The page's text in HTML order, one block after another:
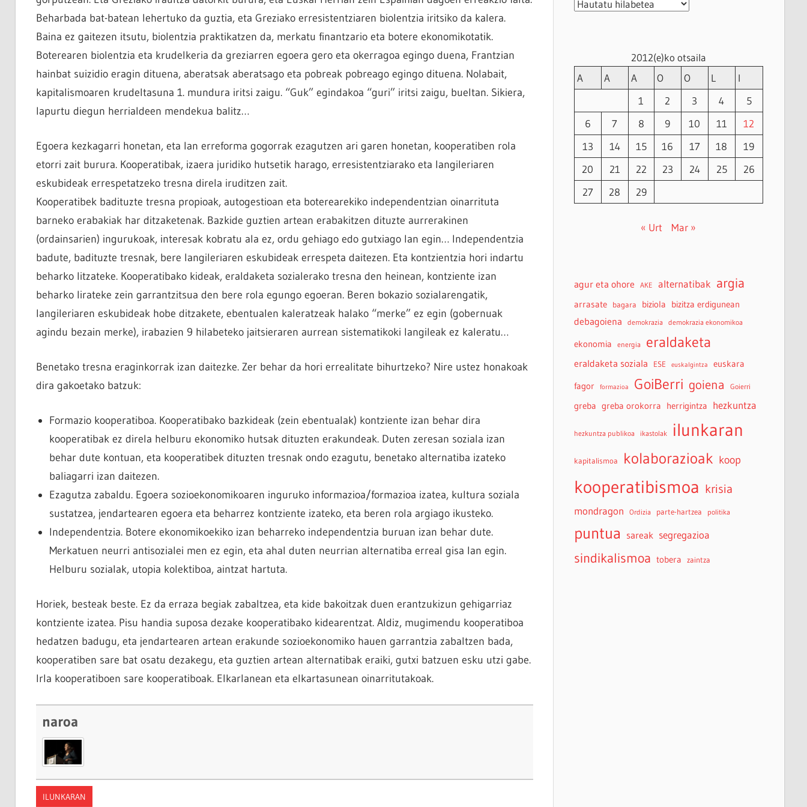
Beharbada bat-batean lehertuko da guztia, eta Greziako erresistentziaren biolentzia iritsiko da kalera.
Baina ez gaitezen itsutu, biolentzia praktikatzen da, merkatu finantzario eta botere ekonomikotatik.
Boterearen biolentzia eta krudelkeria da greziarren egoera gero eta okerragoa egingo duena, Frantzian
hainbat suizidio eragin dituena, aberatsak aberatsago eta pobreak pobreago egingo dituena. Nolabait,
kapitalismoaren krudeltasuna 1. mundura iritsi zaigu. “Guk” egindakoa “guri” iritsi zaigu, bueltan. Sikiera,
lapurtu diegun herrialdeen mendekua balitz…
Egoera kezkagarri honetan, eta lan erreforma gogorrak ezagutzen ari garen honetan, kooperatiben rola
etorri zait burura. Kooperatibak, izaera juridiko hutsetik harago, erresistentziarako eta langileriaren
eskubideak errespetatzeko tresna direla iruditzen zait.
Kooperatibek badituzte tresna propioak, autogestioan eta boterearekiko independentzian oinarrituta
barneko erabakiak har ditzaketenak. Bazkide guztien artean erabakitzen dituzte aurrerakinen
(ordainsarien) ingurukoak, interesak kobratu ala ez, ordu gehiago edo gutxiago lan egin… Independentzia
badute, badituzte tresnak, bere langileriaren eskubideak errespeta daitezen. Eta kontzientzia hori indartu
beharko litzateke. Kooperatibako kideak, eraldaketa sozialerako tresna den heinean, kontziente izan
beharko lirateke zein garrantzitsua den bere rola egungo egoeran. Beren bokazio sozialarengatik,
langileriaren eskubideak hobe ditzakete, ebentualen kaleratzeak halako “merke” ez egin (gobernuak
agindu bezain merke), irabazien 9 hilabeteko jaitsieraren aurrean sistematikoki langileak ez kaleratu…
Benetako tresna eraginkorrak izan daitezke. Zer behar da hori errealitate bihurtzeko? Nire ustez honakoak
dira gakoetako batzuk:
Formazio kooperatiboa. Kooperatibako bazkideak (zein ebentualak) kontziente izan behar dira
kooperatibak ez direla helburu ekonomiko hutsak dituzten erakundeak. Duten zeresan soziala izan
behar dute kontuan, eta kooperatibek dituzten tresnak ondo ezagutu, benetako alternatiba izateko
baliagarri izan daitezen.
Ezagutza zabaldu. Egoera sozioekonomikoaren inguruko informazioa/formazioa izatea, kultura soziala
sustatzea, jendartearen egoera eta beharrez kontziente izateko, eta beren rola argiago ikusteko.
Independentzia. Botere ekonomikoekiko izan beharreko independentzia buruan izan behar dute.
Merkatuen neurri antisozialei men ez egin, eta ahal duten neurrian alternatiba erreal gisa lan egin.
Helburu sozialak, utopia kolektiboa, aintzat hartuta.
Horiek, besteak beste. Ez da erraza begiak zabaltzea, eta kide bakoitzak duen erantzukizun gehigarriaz
kontziente izatea. Pisu handia suposa dezake kooperatibako kidearentzat. Aldiz, mugimendu kooperatiboa
hedatzen badugu, eta jendartearen artean erakunde sozioekonomiko hauen garrantzia zabaltzen bada,
kooperatiben sare bat osatu dezakegu, eta guztien artean alternatibak eraiki, gutxi batzuen esku utzi gabe.
Irla kooperatiboen sare kooperatiboak. Elkarlanean eta elkartasunean oinarritutakoak.
naroa
ILUNKARAN
Artxiboak
2012(e)ko otsaila
A
A A O O L
I
1
2 3 4
5
6
7 8 9 10 11
12
13
14 15 16 17 18
19
20
21 22 23 24 25
26
27
28 29
« Urt Mar »
agur eta ohore AKE alternatibak argia
arrasate bagara biziola bizitza erdigunean
debagoiena demokrazia demokrazia ekonomikoa
ekonomia energia eraldaketa
eraldaketa soziala ESE euskalgintza euskara
fagor formazioa GoiBerri goiena Goierri
greba greba orokorra herrigintza hezkuntza
hezkuntza publikoa ikastolak ilunkaran
kapitalismoa kolaborazioak koop
kooperatibismoa krisia
mondragon Ordizia parte-hartzea politika
puntua sareak segregazioa
sindikalismoa tobera zaintza